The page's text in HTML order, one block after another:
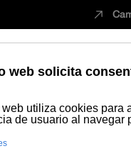
costes en la cadena de